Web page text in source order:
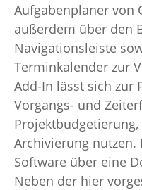
Aufgabenplaner von
außerdem über den
Navigationsleiste
Terminkalender zur
Add-In lässt sich zur
Vorgangs- und
Archivierung
Software über eine
Neben der hier